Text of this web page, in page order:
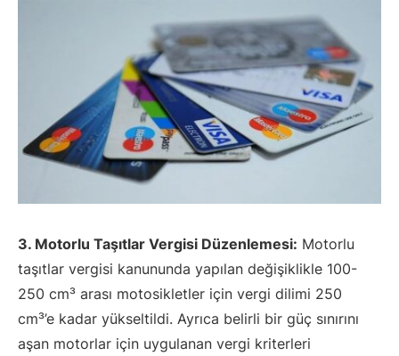
3. Motorlu Taşıtlar Vergisi Düzenlemesi: Motorlu
taşıtlar vergisi kanununda yapılan değişiklikle 100-
250 cm³ arası motosikletler için vergi dilimi 250
cm³’e kadar yükseltildi. Ayrıca belirli bir güç sınırını
aşan motorlar için uygulanan vergi kriterleri